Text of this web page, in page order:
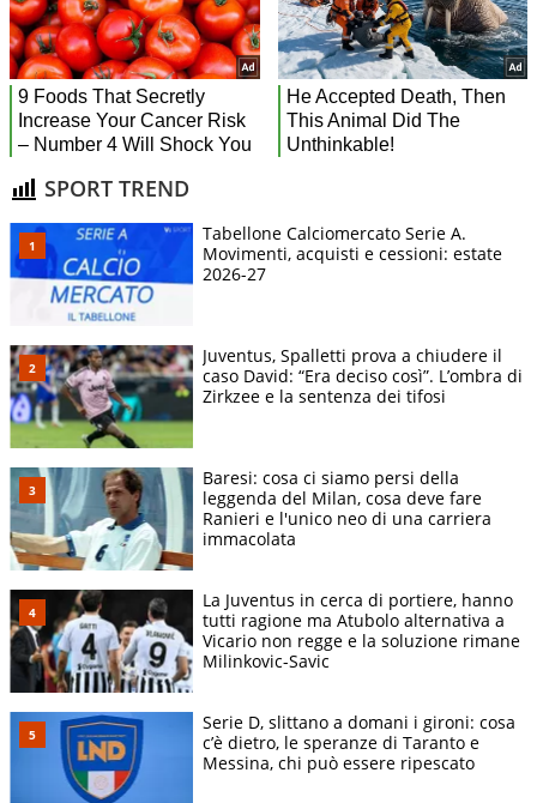
SPORT TREND
Tabellone Calciomercato Serie A.
Movimenti, acquisti e cessioni: estate
2026-27
Juventus, Spalletti prova a chiudere il
caso David: “Era deciso così”. L’ombra di
Zirkzee e la sentenza dei tifosi
Baresi: cosa ci siamo persi della
leggenda del Milan, cosa deve fare
Ranieri e l'unico neo di una carriera
immacolata
La Juventus in cerca di portiere, hanno
tutti ragione ma Atubolo alternativa a
Vicario non regge e la soluzione rimane
Milinkovic-Savic
Serie D, slittano a domani i gironi: cosa
c’è dietro, le speranze di Taranto e
Messina, chi può essere ripescato